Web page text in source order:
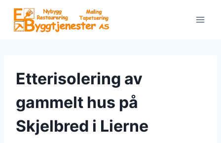
Skip
content
Etterisolering av
gammelt hus på
Skjelbred i Lierne